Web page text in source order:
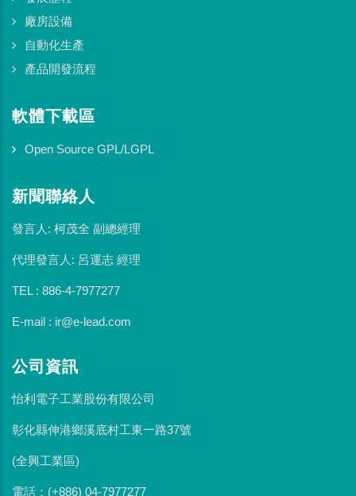
廠房設備
自動化生產
產品開發流程
軟體下載區
Open Source GPL/LGPL
新聞聯絡人
發言人: 柯茂全 副總經理
代理發言人: 呂運志 經理
TEL : 886-4-7977277
E-mail : ir@e-lead.com
公司資訊
怡利電子工業股份有限公司
彰化縣伸港鄉溪底村工東一路37號
(全興工業區)
電話：(+886) 04-7977277